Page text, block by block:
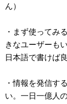
ん）
・まず使ってみ
きなユーザーも
日本語で書けば
・情報を発信す
い。一日一億人